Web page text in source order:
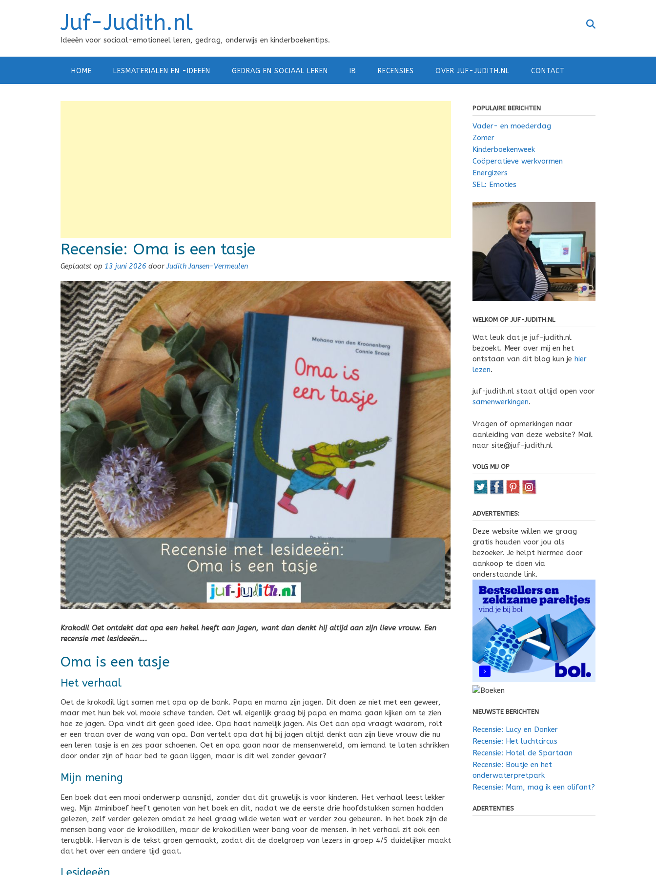
Juf-Judith.nl
Ideeën voor sociaal-emotioneel leren, gedrag, onderwijs en kinderboekentips.
HOME LESMATERIALEN EN -IDEEËN GEDRAG EN SOCIAAL LEREN IB RECENSIES OVER JUF-JUDITH.NL CONTACT
Recensie: Oma is een tasje
Geplaatst op 13 juni 2026 doorJudith Jansen-Vermeulen
Krokodil Oet ontdekt dat opa een hekel heeft aan jagen, want dan denkt hij altijd aan zijn lieve vrouw. Een
recensie met lesideeën….
Oma is een tasje
Het verhaal
Oet de krokodil ligt samen met opa op de bank. Papa en mama zijn jagen. Dit doen ze niet met een geweer,
maar met hun bek vol mooie scheve tanden. Oet wil eigenlijk graag bij papa en mama gaan kijken om te zien
hoe ze jagen. Opa vindt dit geen goed idee. Opa haat namelijk jagen. Als Oet aan opa vraagt waarom, rolt
er een traan over de wang van opa. Dan vertelt opa dat hij bij jagen altijd denkt aan zijn lieve vrouw die nu
een leren tasje is en zes paar schoenen. Oet en opa gaan naar de mensenwereld, om iemand te laten schrikken
door onder zijn of haar bed te gaan liggen, maar is dit wel zonder gevaar?
Mijn mening
Een boek dat een mooi onderwerp aansnijd, zonder dat dit gruwelijk is voor kinderen. Het verhaal leest lekker
weg. Mijn #miniboef heeft genoten van het boek en dit, nadat we de eerste drie hoofdstukken samen hadden
gelezen, zelf verder gelezen omdat ze heel graag wilde weten wat er verder zou gebeuren. In het boek zijn de
mensen bang voor de krokodillen, maar de krokodillen weer bang voor de mensen. In het verhaal zit ook een
terugblik. Hiervan is de tekst groen gemaakt, zodat dit de doelgroep van lezers in groep 4/5 duidelijker maakt
dat het over een andere tijd gaat.
POPULAIRE BERICHTEN
Vader- en moederdag
Zomer
Kinderboekenweek
Coöperatieve werkvormen
Energizers
SEL: Emoties
WELKOM OP JUF-JUDITH.NL
Wat leuk dat je juf-judith.nl
bezoekt. Meer over mij en het
ontstaan van dit blog kun je hier
lezen.
juf-judith.nl staat altijd open voor
samenwerkingen.
Vragen of opmerkingen naar
aanleiding van deze website? Mail
naar site@juf-judith.nl
VOLG MIJ OP
ADVERTENTIES:
Deze website willen we graag
gratis houden voor jou als
bezoeker. Je helpt hiermee door
aankoop te doen via
onderstaande link.
NIEUWSTE BERICHTEN
Recensie: Lucy en Donker
Recensie: Het luchtcircus
Recensie: Hotel de Spartaan
Recensie: Boutje en het
onderwaterpretpark
Recensie: Mam, mag ik een olifant?
ADERTENTIES